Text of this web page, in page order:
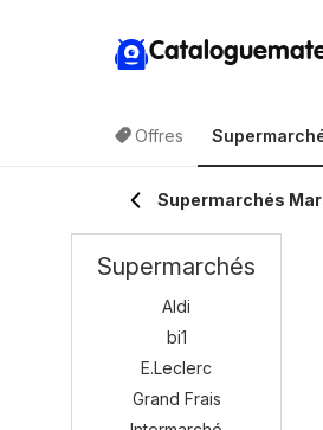
Offres
Supermarchés
Supermarchés
Aldi
bi1
E.Leclerc
Grand Frais